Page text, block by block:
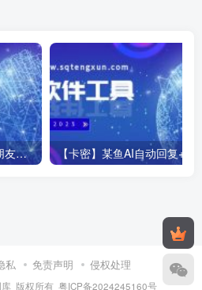
【卡密】V多功能助手，朋友圈自动点赞清理僵尸粉等功能
私 免责声明 侵权处理
库 版权所有 粤ICP备2024245160号